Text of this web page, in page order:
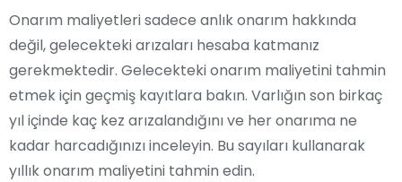
Onarım maliyetleri sadece anlık onarım hakkında
değil, gelecekteki arızaları hesaba katmanız
gerekmektedir. Gelecekteki onarım maliyetini tahmin
etmek için geçmiş kayıtlara bakın. Varlığın son birkaç
yıl içinde kaç kez arızalandığını ve her onarıma ne
kadar harcadığınızı inceleyin. Bu sayıları kullanarak
yıllık onarım maliyetini tahmin edin.